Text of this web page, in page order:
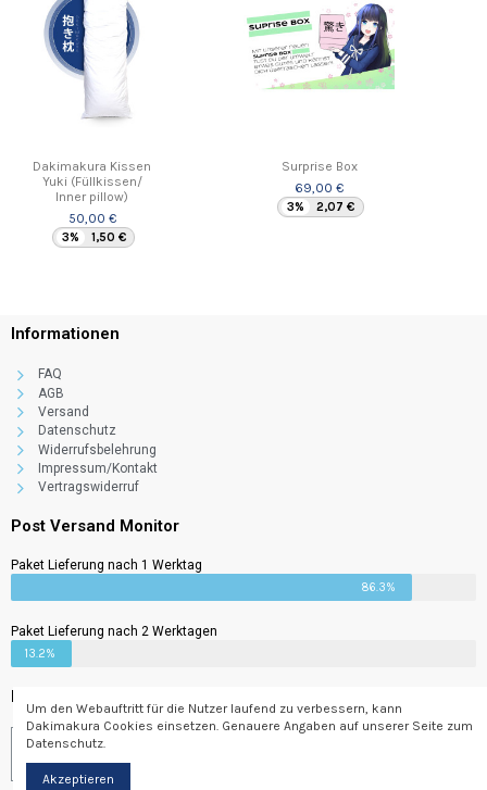
Dakimakura Kissen
Yuki (Füllkissen/
Inner pillow)
50,00 €
3% 1,50 €
Surprise Box
69,00 €
3% 2,07 €
Nilou - Genshin
Impact
49,00 €
3% 1,47 €
Informationen
FAQ
AGB
Versand
Datenschutz
Widerrufsbelehrung
Impressum/Kontakt
Vertragswiderruf
Post Versand Monitor
Paket Lieferung nach 1 Werktag
86.3%
Paket Lieferung nach 2 Werktagen
13.2%
Newsletter
Um den Webauftritt für die Nutzer laufend zu verbessern, kann
Dakimakura Cookies einsetzen. Genauere Angaben auf unserer Seite zum
Datenschutz.
Akzeptieren